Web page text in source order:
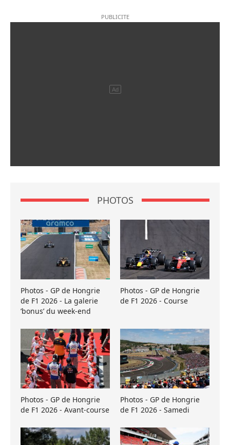
PHOTOS
Photos - GP de Hongrie
de F1 2026 - La galerie
’bonus’ du week-end
Photos - GP de Hongrie
de F1 2026 - Course
Photos - GP de Hongrie
de F1 2026 - Avant-course
Photos - GP de Hongrie
de F1 2026 - Samedi